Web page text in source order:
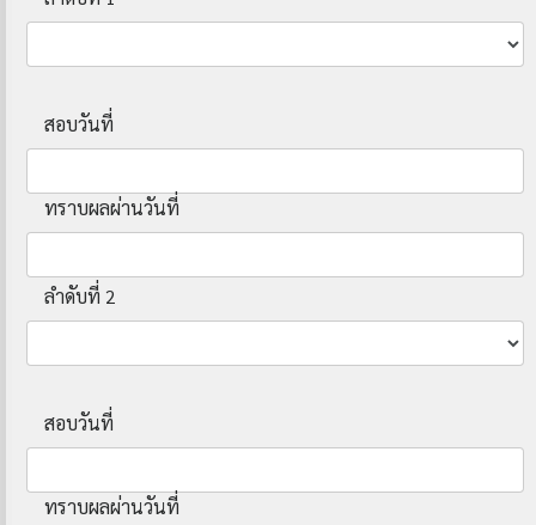
สอบวันที่
ทราบผลผ่านวันที่
ลำดับที่ 2
สอบวันที่
ทราบผลผ่านวันที่